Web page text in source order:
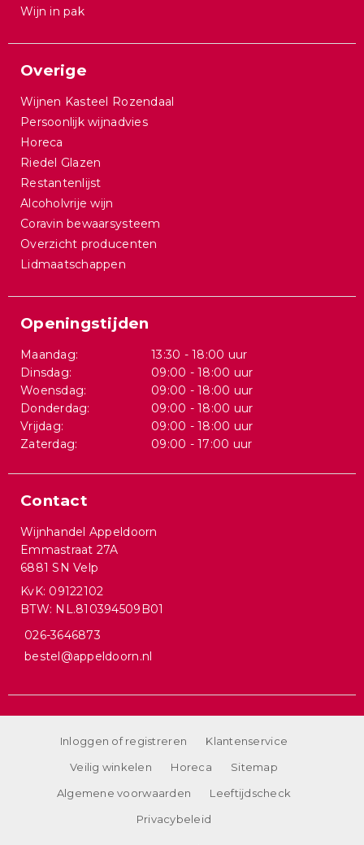
Wijn in pak
Overige
Wijnen Kasteel Rozendaal
Persoonlijk wijnadvies
Horeca
Riedel Glazen
Restantenlijst
Alcoholvrije wijn
Coravin bewaarsysteem
Overzicht producenten
Lidmaatschappen
Openingstijden
Maandag:
13:30 - 18:00 uur
Dinsdag:
09:00 - 18:00 uur
Woensdag:
09:00 - 18:00 uur
Donderdag:
09:00 - 18:00 uur
Vrijdag:
09:00 - 18:00 uur
Zaterdag:
09:00 - 17:00 uur
Contact
Wijnhandel Appeldoorn
Emmastraat 27A
6881 SN Velp
KvK: 09122102
BTW: NL.810394509B01
026-3646873
bestel@appeldoorn.nl
Inloggen of registreren
Klantenservice
Veilig winkelen
Horeca
Sitemap
Algemene voorwaarden
Leeftijdscheck
Privacybeleid